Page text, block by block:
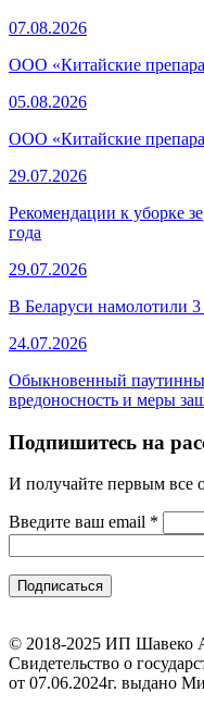
07.08.2026
ООО «Китайские
05.08.2026
ООО «Китайские
29.07.2026
Рекомендации к уборке
года
29.07.2026
В Беларуси намолотили
24.07.2026
Обыкновенный
вредоносность и меры
Подпишитесь на
И получайте первым все
Введите ваш email *
© 2018-2025 ИП Шавеко
Свидетельство о
от 07.06.2024г. выдано